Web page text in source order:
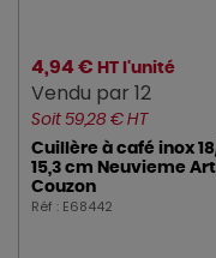
4,94 € HT l'unité
Vendu par 12
Soit 59,28 € HT
Cuillère à café inox
15,3 cm Neuvieme Art
Couzon
Réf : E68442